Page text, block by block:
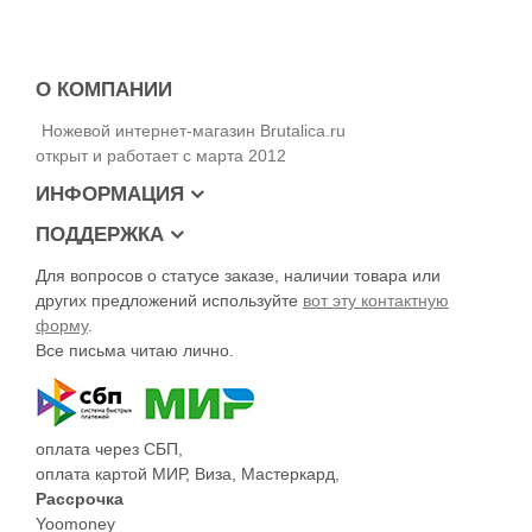
Замок – Liner Lock
О КОМПАНИИ
Ножевой интернет-магазин Brutalica.ru
открыт и работает с марта 2012
ИНФОРМАЦИЯ
ПОДДЕРЖКА
Для вопросов о статусе заказе, наличии товара или
других предложений используйте вот эту контактную
форму.
Все письма читаю лично.
оплата через СБП,
оплата картой МИР, Виза, Мастеркард,
Рассрочка
Yoomoney